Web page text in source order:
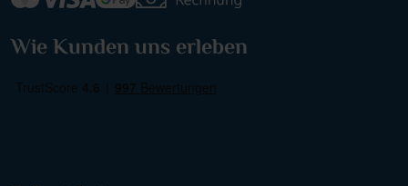
Wie Kunden uns erleben